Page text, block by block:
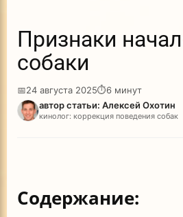
Признаки
собаки
📅24 августа 2025⏱6 минут
автор статьи: Алексей Охотин
кинолог: коррекция поведения собак
Содержание: